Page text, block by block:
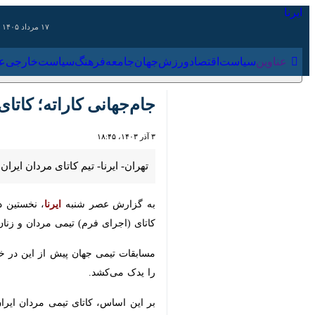
عناوین‌ سیاست اقتصاد ورزش جهان جامعه فرهنگ
جام‌جهانی کاراته؛